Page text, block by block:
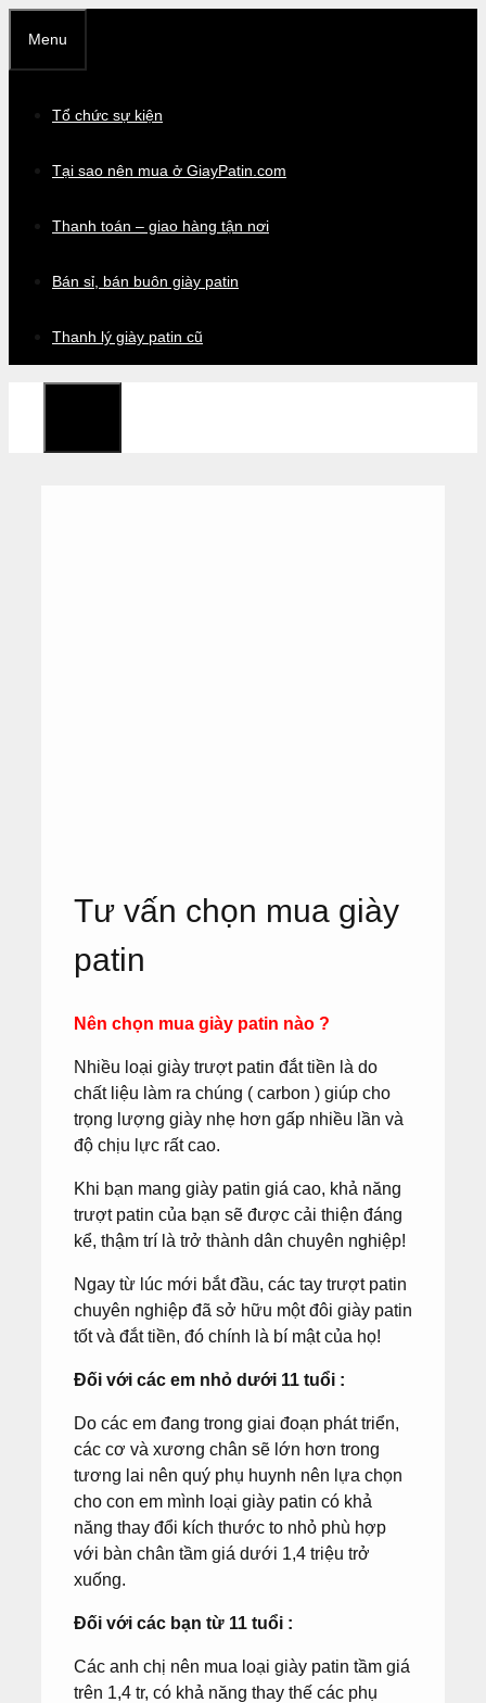
đến
nội
Menu
Tổ chức sự kiện
Tại sao nên mua ở GiayPatin.com
Thanh toán – giao hàng tận nơi
Bán sỉ, bán buôn giày patin
Thanh lý giày patin cũ
Tư vấn chọn mua giày
patin
Nên chọn mua giày patin nào ?
Nhiều loại giày trượt patin đắt tiền là do
chất liệu làm ra chúng ( carbon ) giúp cho
trọng lượng giày nhẹ hơn gấp nhiều lần và
độ chịu lực rất cao.
Khi bạn mang giày patin giá cao, khả năng
trượt patin của bạn sẽ được cải thiện đáng
kể, thậm trí là trở thành dân chuyên nghiệp!
Ngay từ lúc mới bắt đầu, các tay trượt patin
chuyên nghiệp đã sở hữu một đôi giày patin
tốt và đắt tiền, đó chính là bí mật của họ!
Đối với các em nhỏ dưới 11 tuổi :
Do các em đang trong giai đoạn phát triển,
các cơ và xương chân sẽ lớn hơn trong
tương lai nên quý phụ huynh nên lựa chọn
cho con em mình loại giày patin có khả
năng thay đổi kích thước to nhỏ phù hợp
với bàn chân tầm giá dưới 1,4 triệu trở
xuống.
Đối với các bạn từ 11 tuổi :
Các anh chị nên mua loại giày patin tầm giá
trên 1,4 tr, có khả năng thay thế các phụ